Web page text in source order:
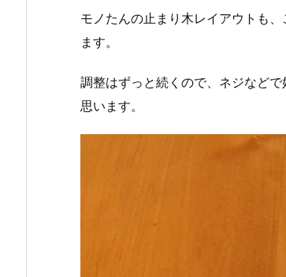
モノたんの止まり木レイアウトも
ます。
調整はずっと続くので、ネジなど
思います。